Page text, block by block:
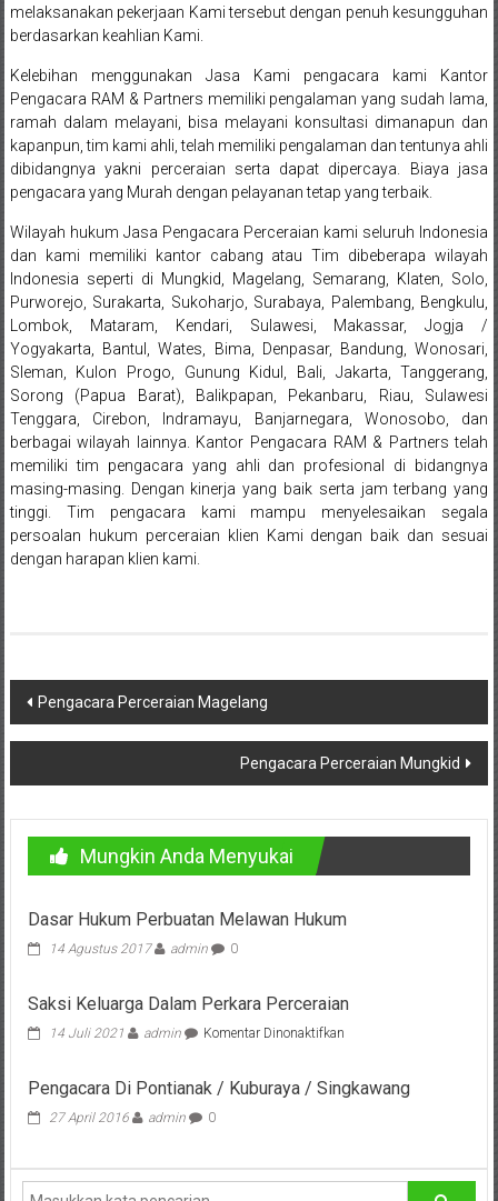
Denpasar,
Salatiga,
Ungaran,
Pontianak,
Bandung,
Kendari,
Riau,
Pekanbaru,
Bengkulu,
Mukomuko,
Gunung
Kidul,
Kulon
Jakarta
Pusat,
Purworejo,
Purwokerto,
Kebumen,
Tasikmalaya,
Purwodadi,
Wonogiri,
Pacitan,
Palembang,
Bandar
melaksanakan pekerjaan Kami tersebut dengan penuh kesungguhan
berdasarkan keahlian Kami.
Kelebihan menggunakan Jasa Kami pengacara kami Kantor
Pengacara RAM & Partners memiliki pengalaman yang sudah lama,
ramah dalam melayani, bisa melayani konsultasi dimanapun dan
kapanpun, tim kami ahli, telah memiliki pengalaman dan tentunya ahli
dibidangnya yakni perceraian serta dapat dipercaya. Biaya jasa
pengacara yang Murah dengan pelayanan tetap yang terbaik.
Wilayah hukum Jasa Pengacara Perceraian kami seluruh Indonesia
dan kami memiliki kantor cabang atau Tim dibeberapa wilayah
Indonesia seperti di Mungkid, Magelang, Semarang, Klaten, Solo,
Purworejo, Surakarta, Sukoharjo, Surabaya, Palembang, Bengkulu,
Lombok, Mataram, Kendari, Sulawesi, Makassar, Jogja /
Yogyakarta, Bantul, Wates, Bima, Denpasar, Bandung, Wonosari,
Sleman, Kulon Progo, Gunung Kidul, Bali, Jakarta, Tanggerang,
Sorong (Papua Barat), Balikpapan, Pekanbaru, Riau, Sulawesi
Tenggara, Cirebon, Indramayu, Banjarnegara, Wonosobo, dan
berbagai wilayah lainnya. Kantor Pengacara RAM & Partners telah
memiliki tim pengacara yang ahli dan profesional di bidangnya
masing-masing. Dengan kinerja yang baik serta jam terbang yang
tinggi. Tim pengacara kami mampu menyelesaikan segala
persoalan hukum perceraian klien Kami dengan baik dan sesuai
dengan harapan klien kami.
Navigasi
pos
Pengacara Perceraian Magelang
Pengacara Perceraian Mungkid
Mungkin Anda Menyukai
Dasar Hukum Perbuatan Melawan Hukum
14 Agustus 2017 admin 0
Saksi Keluarga Dalam Perkara Perceraian
14 Juli 2021 admin Komentar Dinonaktifkanpada
Dalam
Pengacara Di Pontianak / Kuburaya / Singkawang
27 April 2016 admin 0